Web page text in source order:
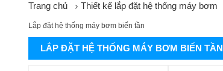
Trang chủ Thiết kế lắp đặt hệ thống máy bơm
Lắp đặt hệ thống máy bơm biến tần
LẮP ĐẶT HỆ THỐNG MÁY BƠM BIẾN TẦN